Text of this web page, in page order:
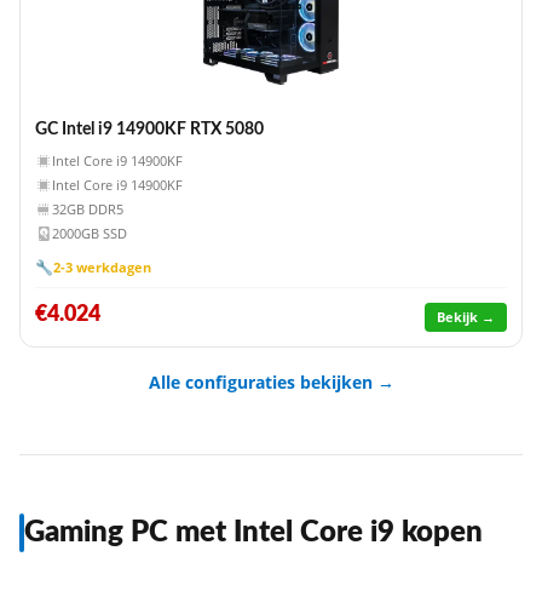
GC Intel i9 14900KF RTX 5080
Intel Core i9 14900KF
Intel Core i9 14900KF
32GB DDR5
2000GB SSD
🔧2-3 werkdagen
€4.024 Bekijk →
Alle configuraties bekijken →
Gaming PC met Intel Core i9 kopen